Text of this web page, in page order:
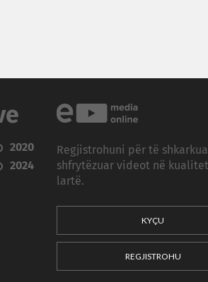
2020
2024
Regjistrohuni për të
shfrytëzuar videot në
lartë.
KYÇU
REGJISTROHU